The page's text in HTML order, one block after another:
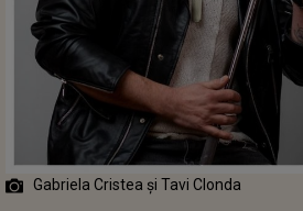
Gabriela Cristea și Tavi Clonda